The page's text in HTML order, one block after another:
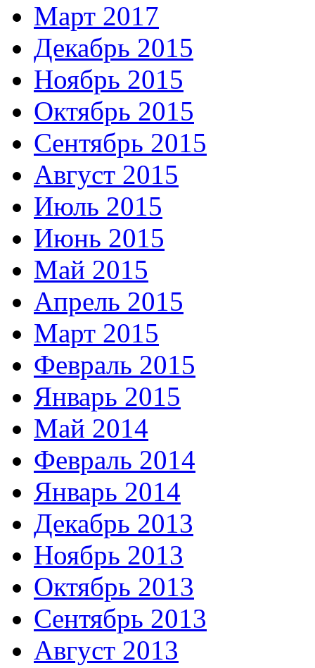
Март 2017
Декабрь 2015
Ноябрь 2015
Октябрь 2015
Сентябрь 2015
Август 2015
Июль 2015
Июнь 2015
Май 2015
Апрель 2015
Март 2015
Февраль 2015
Январь 2015
Май 2014
Февраль 2014
Январь 2014
Декабрь 2013
Ноябрь 2013
Октябрь 2013
Сентябрь 2013
Август 2013